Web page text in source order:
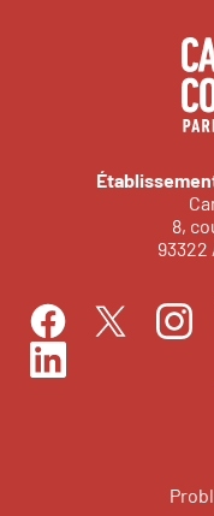
8,
FacebookTwitter
LinkedIn